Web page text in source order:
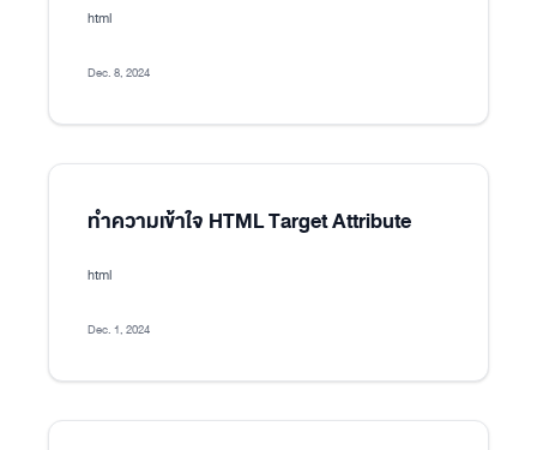
html
Dec. 8, 2024
ทำความเข้าใจ HTML Target Attribute
html
Dec. 1, 2024